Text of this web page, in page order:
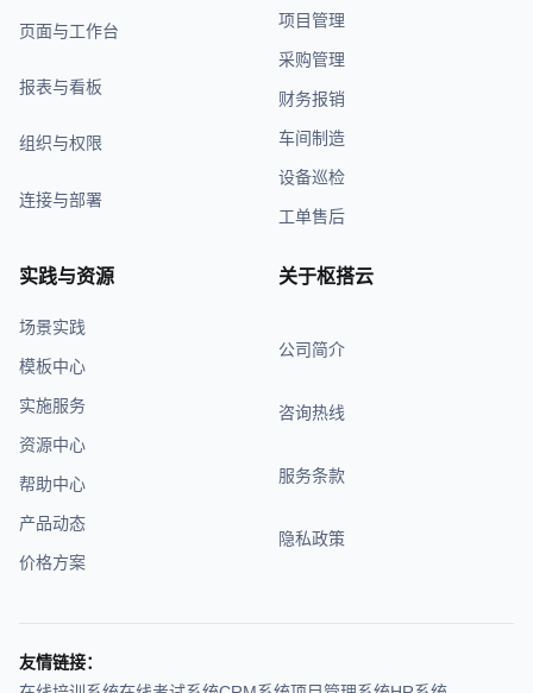
页面与工作台
报表与看板
组织与权限
连接与部署
项目管理
采购管理
财务报销
车间制造
设备巡检
工单售后
实践与资源
场景实践
模板中心
实施服务
资源中心
帮助中心
产品动态
价格方案
关于枢搭云
公司简介
咨询热线
服务条款
隐私政策
友情链接：